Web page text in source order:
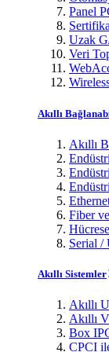
Panel
Uzak
Veri
Akıllı
Akıllı
Fiber
Serial /
Akıllı Sistemler
Akıllı
Akıllı
Box
CPCI